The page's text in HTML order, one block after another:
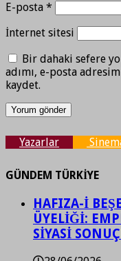
E-posta *
İnternet sitesi
Bir dahaki sefere
adımı, e-posta
kaydet.
Yazarlar
GÜNDEM TÜRKİYE
HAFIZA-İ
ÜYELİĞİ:
SİYASİ